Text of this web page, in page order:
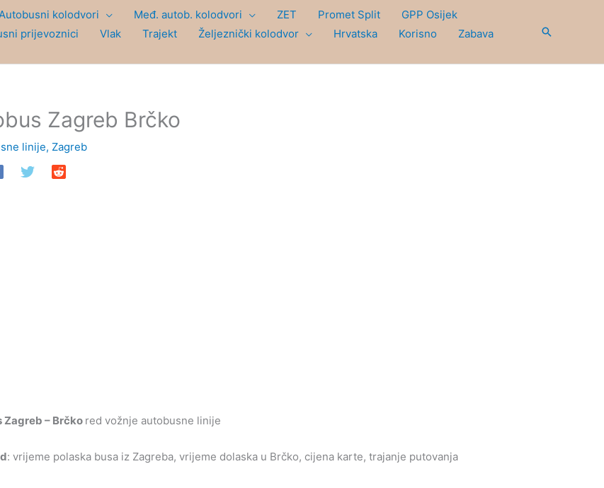
kolodvori Međ. autob. kolodvori ZET Promet Split
GPP Osijek
prijevoznici Vlak Trajekt Željeznički kolodvor Hrvatska Korisno
Zabava
Search
Zagreb Brčko
linije, Zagreb
Zagreb – Brčko red vožnje autobusne linije
: vrijeme polaska busa iz Zagreba, vrijeme dolaska u Brčko, cijena karte, trajanje putovanja